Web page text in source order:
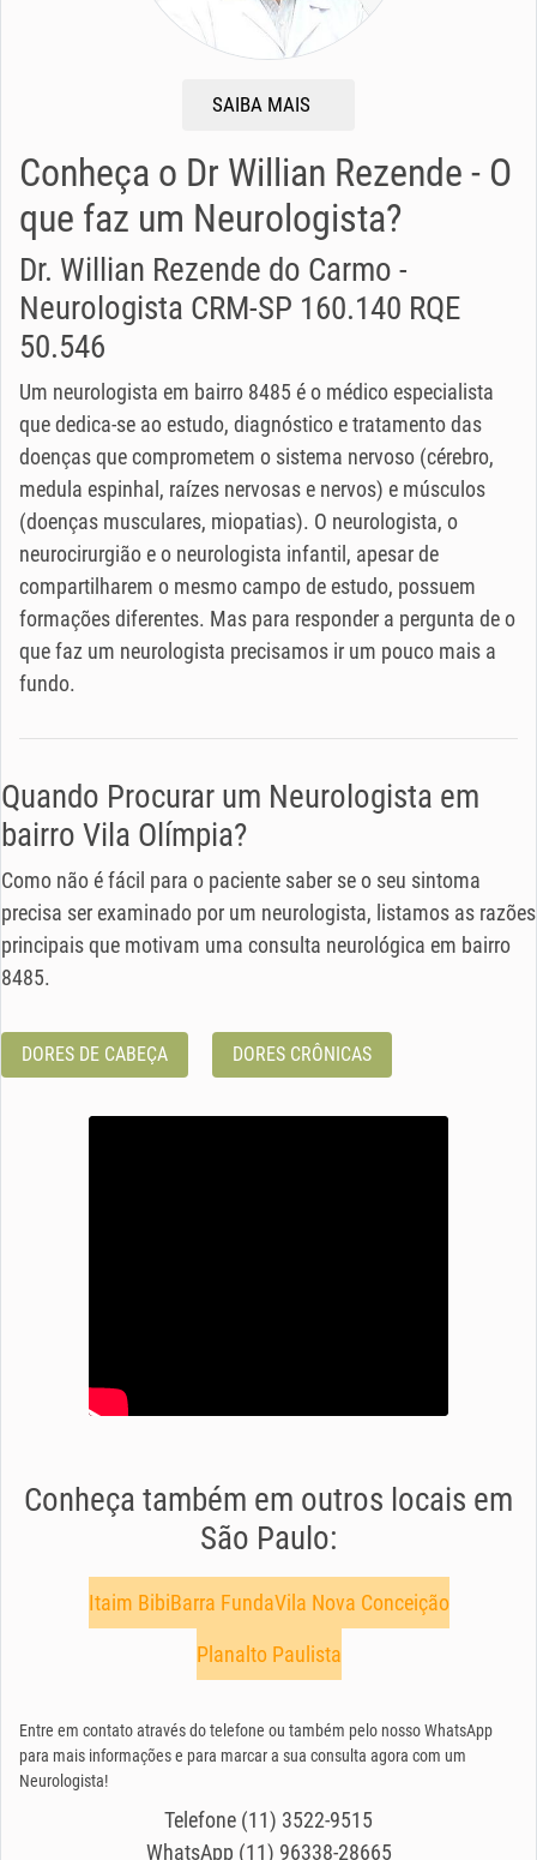
SAIBA MAIS
Conheça o Dr Willian Rezende - O
que faz um Neurologista?
Dr. Willian Rezende do Carmo -
Neurologista CRM-SP 160.140 RQE
50.546
Um neurologista em bairro 8485 é o médico especialista
que dedica-se ao estudo, diagnóstico e tratamento das
doenças que comprometem o sistema nervoso (cérebro,
medula espinhal, raízes nervosas e nervos) e músculos
(doenças musculares, miopatias). O neurologista, o
neurocirurgião e o neurologista infantil, apesar de
compartilharem o mesmo campo de estudo, possuem
formações diferentes. Mas para responder a pergunta de o
que faz um neurologista precisamos ir um pouco mais a
fundo.
Quando Procurar um Neurologista em
bairro Vila Olímpia?
Como não é fácil para o paciente saber se o seu sintoma
precisa ser examinado por um neurologista, listamos as razões
principais que motivam uma consulta neurológica em bairro
8485.
DORES DE CABEÇA DORES CRÔNICAS
Conheça também em outros locais em
São Paulo:
Itaim BibiBarra FundaVila Nova Conceição
Planalto Paulista
Entre em contato através do telefone ou também pelo nosso WhatsApp
para mais informações e para marcar a sua consulta agora com um
Neurologista!
Telefone (11) 3522-9515
WhatsApp (11) 96338-28665